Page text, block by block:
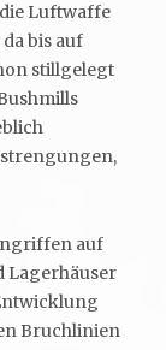
Luftwaffe
bis auf
stillgelegt
auf
Lagerhäuser
Bruchlinien